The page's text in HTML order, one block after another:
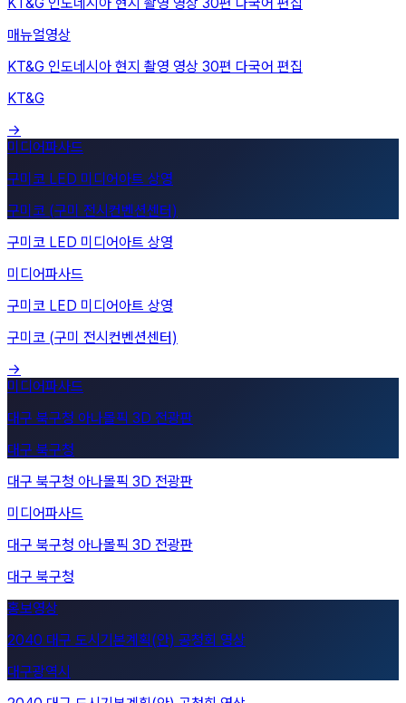
매뉴얼영상
KT&G 인도네시아 현지 촬영 영상 30편 다국어 편집
KT&G
→
구미코 LED 미디어아트 상영
구미코 (구미 전시컨벤션센터)
미디어파사드
구미코 LED 미디어아트 상영
구미코 (구미 전시컨벤션센터)
→
대구 북구청 아나몰픽 3D 전광판
대구 북구청
미디어파사드
대구 북구청 아나몰픽 3D 전광판
대구 북구청
2040 대구 도시기본계획(안) 공청회 영상
대구광역시